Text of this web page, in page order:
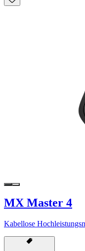
MX Master 4
Kabellose